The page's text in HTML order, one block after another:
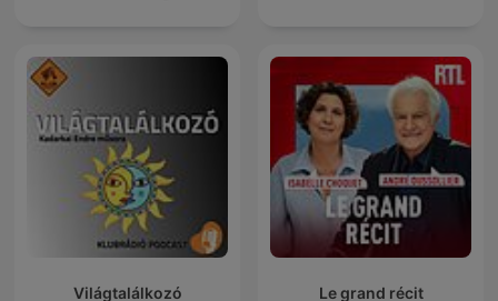
Világtalálkozó Le grand récit